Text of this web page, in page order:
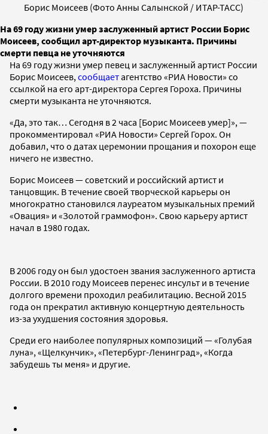
Борис Моисеев (Фото Анны Салынской / ИТАР-ТАСС)
На 69 году жизни умер заслуженный артист России Борис
Моисеев, сообщил арт-директор музыканта. Причины
смерти певца не уточняются
На 69 году жизни умер певец и заслуженный артист России
Борис Моисеев, сообщаетагентство «РИА Новости» со
ссылкой на его арт-директора Сергея Гороха. Причины
смерти музыканта не уточняются.
«Да, это так… Сегодня в 2 часа [Борис Моисеев умер]», —
прокомментировал «РИА Новости» Сергей Горох. Он
добавил, что о датах церемонии прощания и похорон еще
ничего не известно.
Борис Моисеев — советский и российский артист и
танцовщик. В течение своей творческой карьеры он
многократно становился лауреатом музыкальных премий
«Овация» и «Золотой граммофон». Свою карьеру артист
начал в 1980 годах.
В 2006 году он был удостоен звания заслуженного артиста
России. В 2010 году Моисеев перенес инсульт и в течение
долгого времени проходил реабилитацию. Весной 2015
года он прекратил активную концертную деятельность
из-за ухудшения состояния здоровья.
Среди его наиболее популярных композиций — «Голубая
луна», «Щелкунчик», «Петербург-Ленинград», «Когда
забудешь ты меня» и другие.